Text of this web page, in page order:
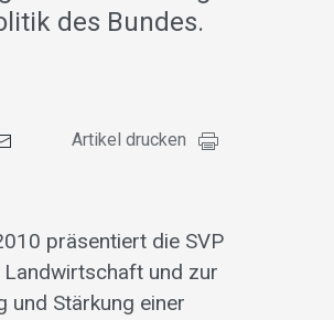
des Bundes.
Artikel drucken
präsentiert die SVP
und zur
und Stärkung einer